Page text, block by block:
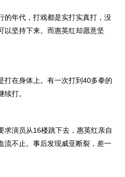
的年代，打戏都是实打实真打，没
以坚持下来。而惠英红却愿意坚
打在身体上。有一次打到40多拳的
打。
求演员从16楼跳下去，惠英红亲自
流不止。事后发现威亚断裂，差一